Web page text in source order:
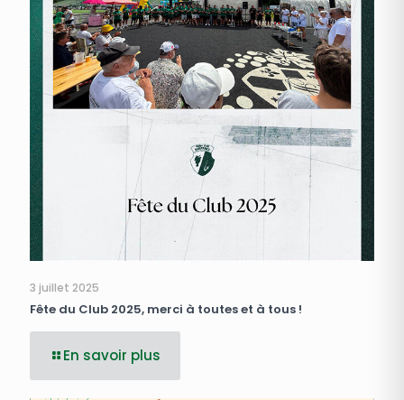
3 juillet 2025
Fête du Club 2025, merci à toutes et à tous !
En savoir plus